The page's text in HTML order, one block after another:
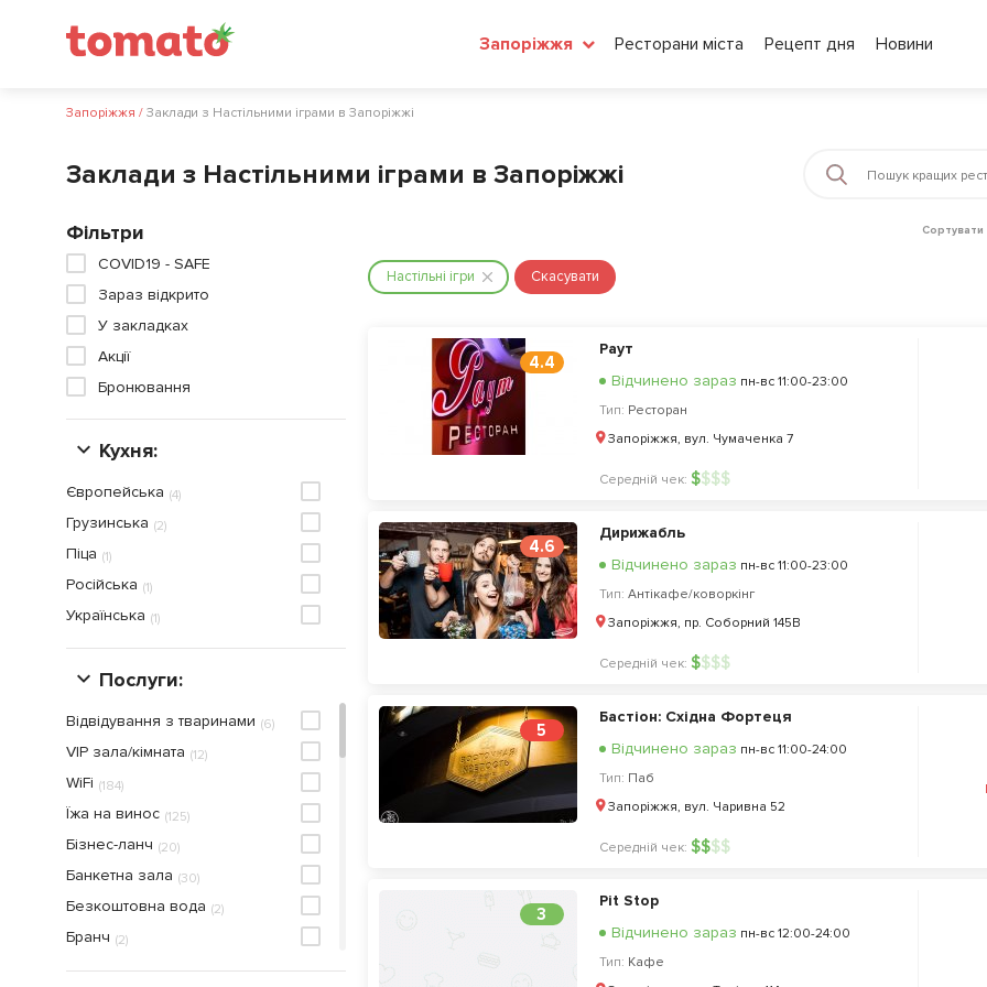
Запоріжжя Ресторани міста Рецепт дня Новини
Запоріжжя / Заклади з Настільними іграми в Запоріжжі
Заклади з Настільними іграми в Запоріжжі
Фільтри
COVID19 - SAFE
Зараз відкрито
У закладках
Акції
Бронювання
Кухня:
(4)
Європейська
(2)
Грузинська
(1)
Піца
(1)
Російська
(1)
Українська
Послуги:
(6)
Відвідування з тваринами
(12)
VIP зала/кімната
(184)
WiFi
(125)
Їжа на винос
(20)
Бiзнес-ланч
(30)
Банкетна зала
(2)
Безкоштовна вода
(2)
Бранч
(7)
Більярд
Сортувати
Настільні ігри Скасувати
4.4
Раут
Відчинено зараз пн-вс 11:00-23:00
Тип: Ресторан
Запоріжжя, вул. Чумаченка 7
Середній чек: $$$$
4.6
Дирижабль
Відчинено зараз пн-вс 11:00-23:00
Тип: Антікафе/коворкінг
Запоріжжя, пр. Соборний 145В
Середній чек: $$$$
5
Бастіон: Східна Фортеця
Відчинено зараз пн-вс 11:00-24:00
Тип: Паб
Запоріжжя, вул. Чаривна 52
Середній чек: $$$$
3
Pit Stop
Відчинено зараз пн-вс 12:00-24:00
Тип: Кафе